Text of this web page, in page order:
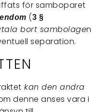
för samboparet
(3 §
bort sambolagen
separation.
kan den andra
denne anses vara i